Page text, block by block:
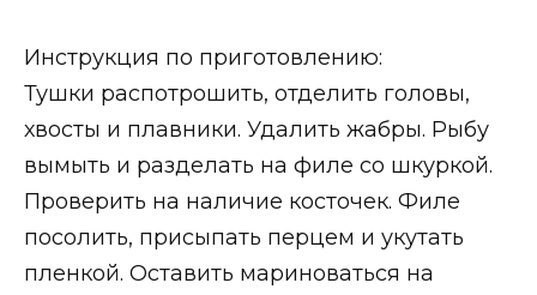
Инструкция по приготовлению:
Тушки распотрошить, отделить головы,
хвосты и плавники. Удалить жабры. Рыбу
вымыть и разделать на филе со шкуркой.
Проверить на наличие косточек. Филе
посолить, присыпать перцем и укутать
пленкой. Оставить мариноваться на